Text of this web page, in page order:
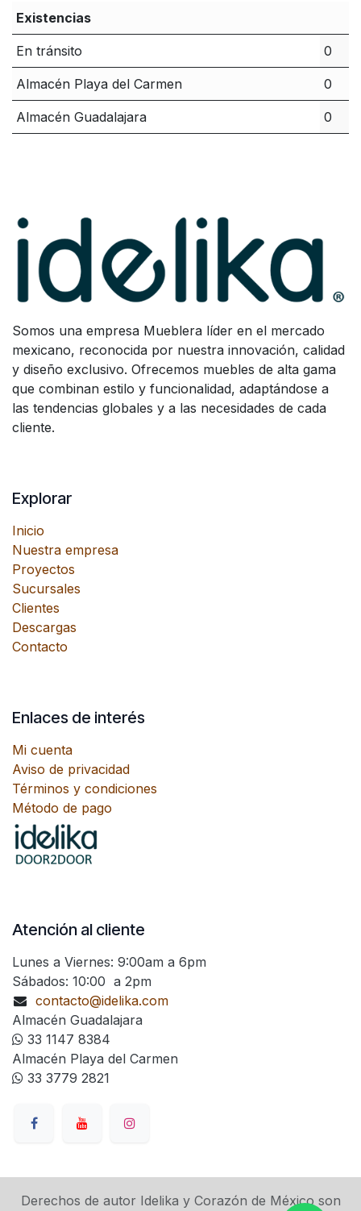
Existencias
En tránsito 0
Almacén Playa del Carmen 0
Almacén Guadalajara 0
Somos una empresa Mueblera líder en el mercado
mexicano, reconocida por nuestra innovación, calidad
y diseño exclusivo. Ofrecemos muebles de alta gama
que combinan estilo y funcionalidad, adaptándose a
las tendencias globales y a las necesidades de cada
cliente.
Explorar
Inicio
Nuestra empresa
Proyectos
Sucursales
Clientes
Descargas
Contacto
Enlaces de interés
Mi cuenta
Aviso de privacidad
Términos y condiciones
Método de pago
Atención al cliente
Lunes a Viernes: 9:00am a 6pm
Sábados: 10:00 a 2pm
contacto@idelika.com
Almacén Guadalajara
33 1147 8384
Almacén Playa del Carmen
33 3779 2821
Derechos de autor Idelika y Corazón de México son